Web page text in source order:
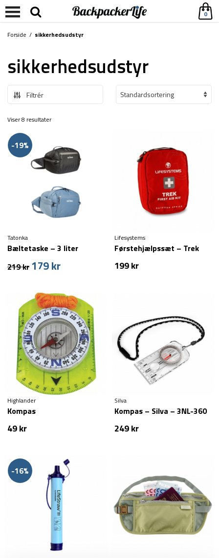
0
Forside / sikkerhedsudstyr
sikkerhedsudstyr
Filtrér
Viser 8 resultater
-19%
Tatonka
Bæltetaske – 3 liter
219kr Den
var:
219 kr.
179krDen
er:
179 kr.
Lifesystems
Førstehjælpssæt – Trek
199kr
Highlander
Kompas
49kr
Silva
Kompas – Silva – 3NL-360
249kr
-16%